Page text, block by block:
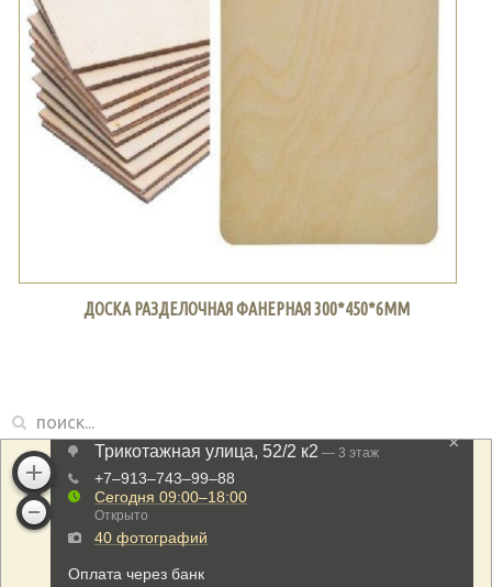
ДОСКА РАЗДЕЛОЧНАЯ ФАНЕРНАЯ 300*450*6ММ